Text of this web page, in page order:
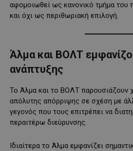
αφομοιωθεί ως κανονικό τμήμα του
και όχι ως περιθωριακή επιλογή.
Άλμα και ΒΟΛΤ
ανάπτυξης
Το Άλμα και το ΒΟΛΤ παρουσιάζουν
απόλυτης απόρριψης σε σχέση με
γεγονός που τους επιτρέπει να
περαιτέρω διεύρυνσης.
Ιδιαίτερα το Άλμα εμφανίζει